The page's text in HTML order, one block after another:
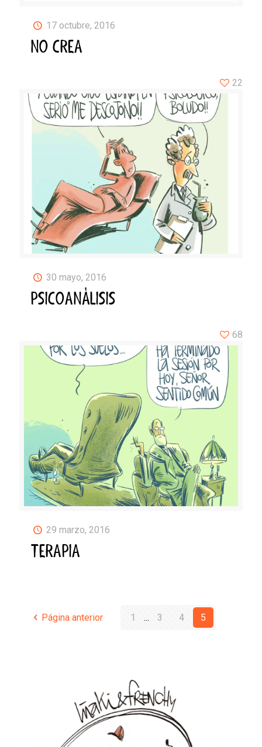
17 octubre, 2016
NO CREA
30 mayo, 2016
PSICOANÁLISIS
22
29 marzo, 2016
TERAPIA
68
Página anterior 1 ... 3 4 5